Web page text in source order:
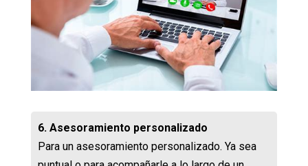
6. Asesoramiento personalizado
Para un asesoramiento personalizado. Ya sea